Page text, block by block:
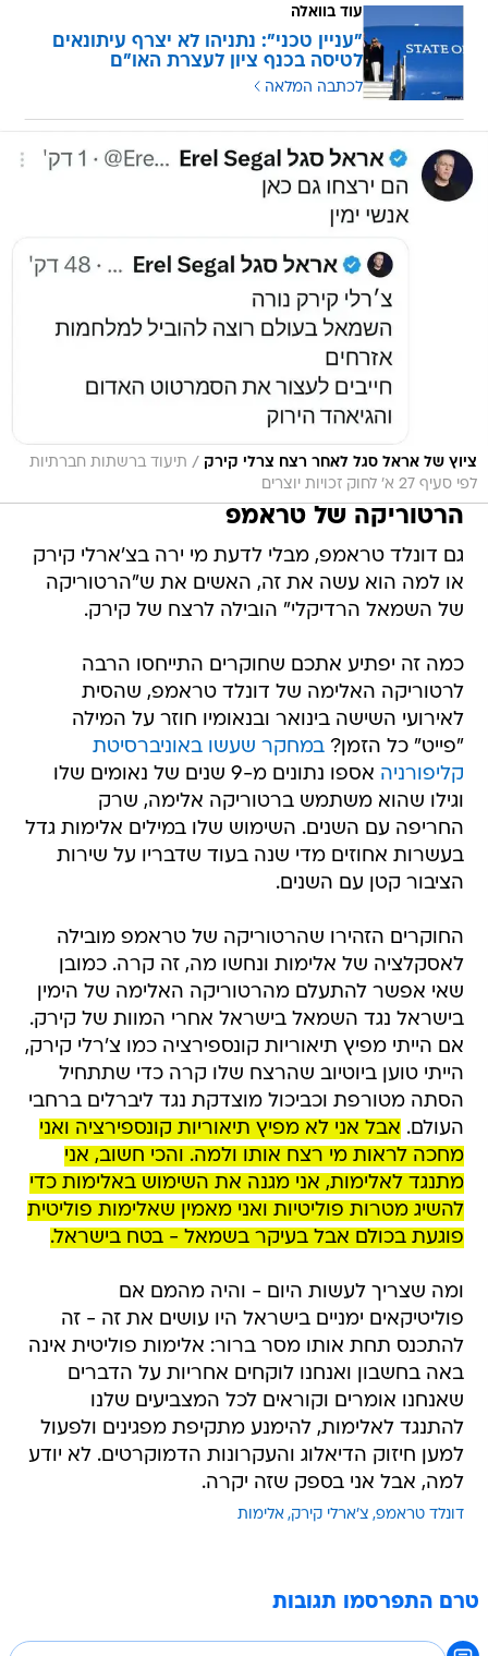
עוד בוואלה
"עניין טכני": נתניהו לא יצרף עיתונאים
לטיסה בכנף ציון לעצרת האו"ם
לכתבה המלאה
ציוץ של אראל סגל לאחר רצח צרלי קירק / תיעוד ברשתות חברתיות
לפי סעיף 27 א' לחוק זכויות יוצרים
הרטוריקה של טראמפ
גם דונלד טראמפ, מבלי לדעת מי ירה בצ'ארלי קירק
או למה הוא עשה את זה, האשים את ש"הרטוריקה
של השמאל הרדיקלי" הובילה לרצח של קירק.
כמה זה יפתיע אתכם שחוקרים התייחסו הרבה
לרטוריקה האלימה של דונלד טראמפ, שהסית
לאירועי השישה בינואר ובנאומיו חוזר על המילה
"פייט" כל הזמן?במחקר שעשו באוניברסיטת
קליפורניה
אספו נתונים מ-9 שנים של נאומים שלו
וגילו שהוא משתמש ברטוריקה אלימה, שרק
החריפה עם השנים. השימוש שלו במילים אלימות גדל
בעשרות אחוזים מדי שנה בעוד שדבריו על שירות
הציבור קטן עם השנים.
החוקרים הזהירו שהרטוריקה של טראמפ מובילה
לאסקלציה של אלימות ונחשו מה, זה קרה. כמובן
שאי אפשר להתעלם מהרטוריקה האלימה של הימין
בישראל נגד השמאל בישראל אחרי המוות של קירק.
אם הייתי מפיץ תיאוריות קונספירציה כמו צ'רלי קירק,
הייתי טוען ביוטיוב שהרצח שלו קרה כדי שתתחיל
הסתה מטורפת וכביכול מוצדקת נגד ליברלים ברחבי
העולם. אבל אני לא מפיץ תיאוריות קונספירציה ואני
מחכה לראות מי רצח אותו ולמה. והכי חשוב, אני
מתנגד לאלימות, אני מגנה את השימוש באלימות כדי
להשיג מטרות פוליטיות ואני מאמין שאלימות פוליטית
פוגעת בכולם אבל בעיקר בשמאל - בטח בישראל.
ומה שצריך לעשות היום - והיה מהמם אם
פוליטיקאים ימניים בישראל היו עושים את זה - זה
להתכנס תחת אותו מסר ברור: אלימות פוליטית אינה
באה בחשבון ואנחנו לוקחים אחריות על הדברים
שאנחנו אומרים וקוראים לכל המצביעים שלנו
להתנגד לאלימות, להימנע מתקיפת מפגינים ולפעול
למען חיזוק הדיאלוג והעקרונות הדמוקרטים. לא יודע
למה, אבל אני בספק שזה יקרה.
דונלד טראמפ צ'ארלי קירק אלימות
טרם התפרסמו תגובות